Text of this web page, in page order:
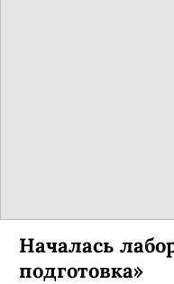
Началась
подготовка»